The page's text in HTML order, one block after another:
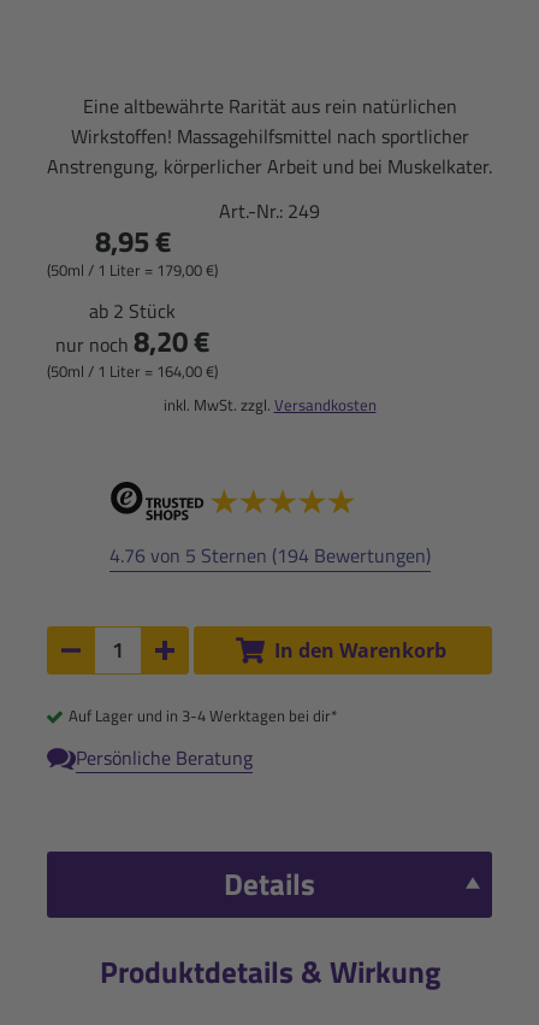
Eine altbewährte Rarität aus rein natürlichen
Wirkstoffen! Massagehilfsmittel nach sportlicher
Anstrengung, körperlicher Arbeit und bei Muskelkater.
Art.-Nr.: 249
8,95 €
(50ml / 1 Liter = 179,00 €)
ab 2 Stück
nur noch 8,20 €
(50ml / 1 Liter = 164,00 €)
inkl. MwSt. zzgl. Versandkosten
4.76 von 5 Sternen (194 Bewertungen)
Anzahl:
Anzahl um 1 verringern
Anzahl um 1 erhöhen
In den Warenkorb
Auf Lager und in 3-4 Werktagen bei dir*
Persönliche Beratung
Details
Produktdetails & Wirkung